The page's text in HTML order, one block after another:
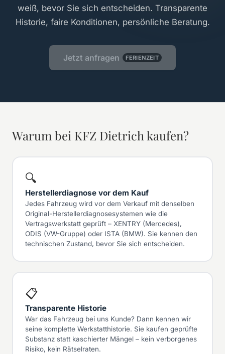
weiß, bevor Sie sich entscheiden. Transparente
Historie, faire Konditionen, persönliche Beratung.
Jetzt anfragen FERIENZEIT
Warum bei KFZ Dietrich kaufen?
🔍
Herstellerdiagnose vor dem Kauf
Jedes Fahrzeug wird vor dem Verkauf mit denselben
Original-Herstellerdiagnosesystemen wie die
Vertragswerkstatt geprüft – XENTRY (Mercedes),
ODIS (VW-Gruppe) oder ISTA (BMW). Sie kennen den
technischen Zustand, bevor Sie sich entscheiden.
📋
Transparente Historie
War das Fahrzeug bei uns Kunde? Dann kennen wir
seine komplette Werkstatthistorie. Sie kaufen geprüfte
Substanz statt kaschierter Mängel – kein verborgenes
Risiko, kein Rätselraten.